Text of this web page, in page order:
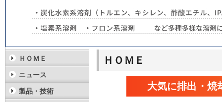
ＨＯＭＥ
大気に排出・焼
ＨＯＭＥ
ニュース
製品・技術